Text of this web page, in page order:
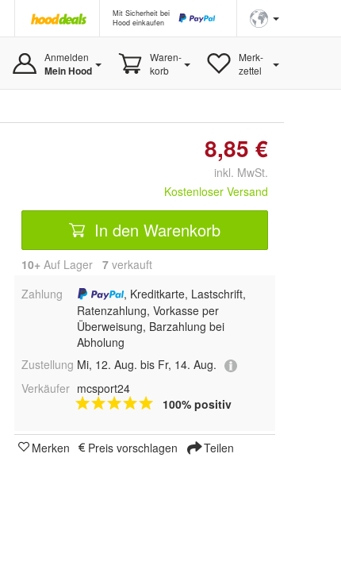
Mit Sicherheit bei
Hood einkaufen
Anmelden
Mein Hood
Waren-
korb
Merk-
zettel
8,85 €
inkl. MwSt.
Kostenloser Versand
In den Warenkorb
10+ Auf Lager 7 verkauft
Zahlung
, Kreditkarte, Lastschrift,
Ratenzahlung, Vorkasse per
Überweisung, Barzahlung bei
Abholung
Zustellung Mi, 12. Aug. bis Fr, 14. Aug.
Verkäufer mcsport24
100% positiv
Merken Preis vorschlagen Teilen